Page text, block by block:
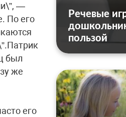
—
По его
был
же
его
Речевые
пользой